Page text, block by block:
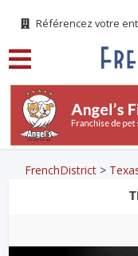
Référencez votre
FrenchDistrict >